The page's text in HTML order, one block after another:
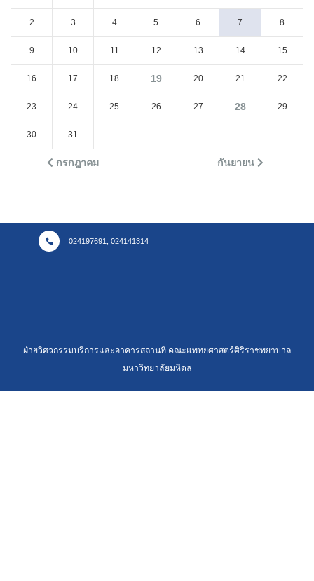
กรกฎาคม กันยายน
2 3 4 5 6 7 8
9 10 11 12 13 14 15
16 17 18 19 20 21 22
23 24 25 26 27 28 29
30 31
024197691, 024141314
ฝ่ายวิศวกรรมบริการและอาคารสถานที่ คณะแพทยศาสตร์ศิริราชพยาบาล
มหาวิทยาลัยมหิดล